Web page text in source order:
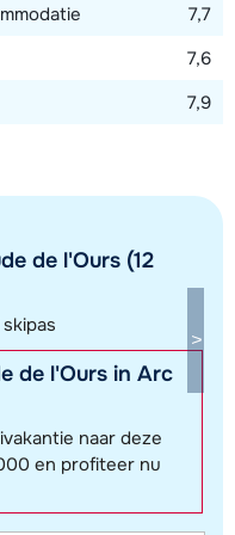
gebied
van onze accommodaties. De
7,7
7,6
7,9
de l'Ours (12
de l'Ours in Arc
naar deze
en profiteer nu